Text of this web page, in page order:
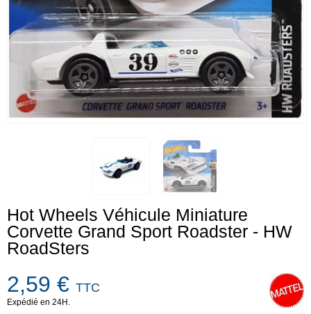
Hot Wheels Véhicule Miniature
Corvette Grand Sport Roadster - HW
RoadSters
2,59 € TTC
Expédié en 24H.